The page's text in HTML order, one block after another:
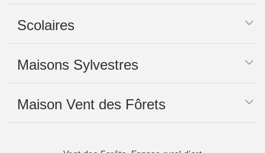
Scolaires
Maisons Sylvestres
Maison Vent des Fôrets